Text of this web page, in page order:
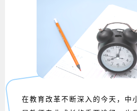
在教育改革不断深入的今天，中